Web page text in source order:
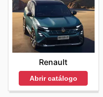
Renault
Abrir catálogo